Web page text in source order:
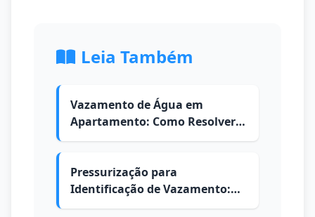
Leia Também
Vazamento de Água em
Apartamento: Como Resolver e
Quem Paga
Pressurização para
Identificação de Vazamento:
Como é Feita